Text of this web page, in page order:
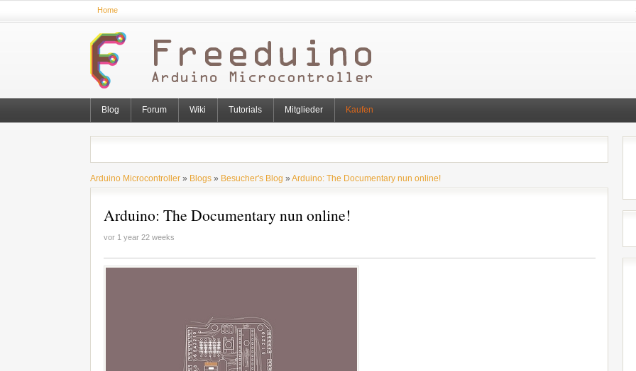
Home
Blog Forum Wiki Tutorials Mitglieder Kaufen
Arduino Microcontroller » Blogs » Besucher's Blog » Arduino: The Documentary nun online!
Arduino: The Documentary nun online!
vor 1 year 22 weeks